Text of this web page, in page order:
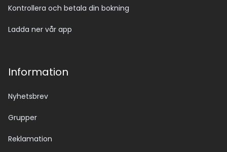
Kontrollera och betala din bokning
Ladda ner vår app
Information
Nyhetsbrev
Grupper
Reklamation